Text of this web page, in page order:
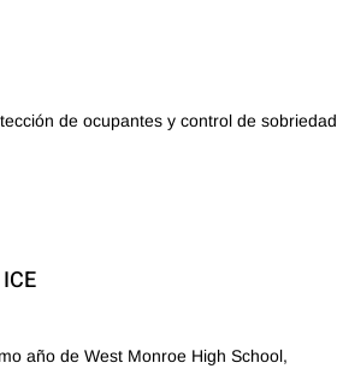
de ocupantes y control de sobriedad
año de West Monroe High School,